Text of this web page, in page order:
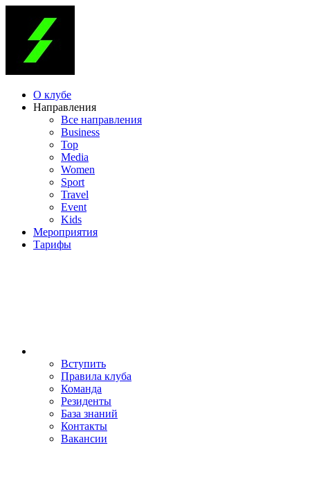
О клубе
Направления
Все направления
Business
Top
Media
Women
Sport
Travel
Event
Kids
Мероприятия
Тарифы
Вступить
Правила клуба
Команда
Резиденты
База знаний
Контакты
Вакансии